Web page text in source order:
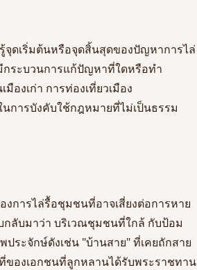
จุดเริ่มต้นหรือจุดสิ้นสุดของปัญหาการไล่
ระบวนการแก้ปัญหาที่ใดหรือทำ
องเก่า การท่องเที่ยวเมือง
การบังคับใช้กฎหมายที่ไม่เป็นธรรม
การไล่รื้อชุมชนที่อาจเสี่ยงต่อการหาย
ลับมาว่า บริเวณชุมชนที่ใกล้ กับป้อม
ระจักษ์ดังเช่น "บ้านสาย" ที่เคยถักสาย
ของเอกชนที่ลูกหลานได้รับพระราชทาน